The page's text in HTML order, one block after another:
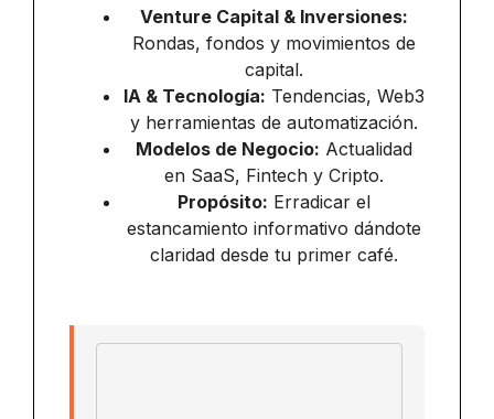
Venture Capital & Inversiones:
Rondas, fondos y movimientos de
capital.
IA & Tecnología: Tendencias, Web3
y herramientas de automatización.
Modelos de Negocio: Actualidad
en SaaS, Fintech y Cripto.
Propósito: Erradicar el
estancamiento informativo dándote
claridad desde tu primer café.